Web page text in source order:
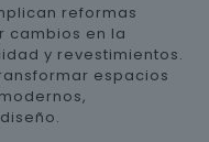
reformas
cambios en la
y revestimientos.
espacios